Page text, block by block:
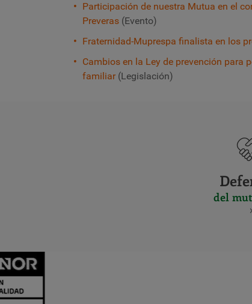
Participación de nuestra Mutua en el
Preveras (Evento)
Fraternidad-Muprespa finalista en los
Cambios en la Ley de prevención para
familiar (Legislación)
del